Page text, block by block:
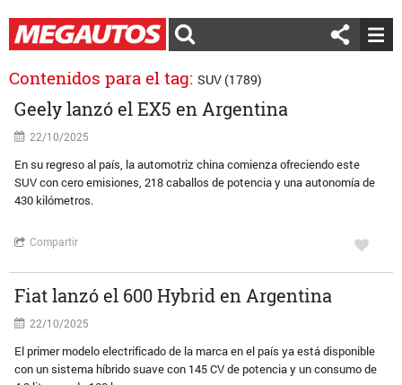
Contenidos para el tag: SUV (1789)
Geely lanzó el EX5 en Argentina
22/10/2025
En su regreso al país, la automotriz china comienza ofreciendo este
SUV con cero emisiones, 218 caballos de potencia y una autonomía de
430 kilómetros.
Compartir
Fiat lanzó el 600 Hybrid en Argentina
22/10/2025
El primer modelo electrificado de la marca en el país ya está disponible
con un sistema híbrido suave con 145 CV de potencia y un consumo de